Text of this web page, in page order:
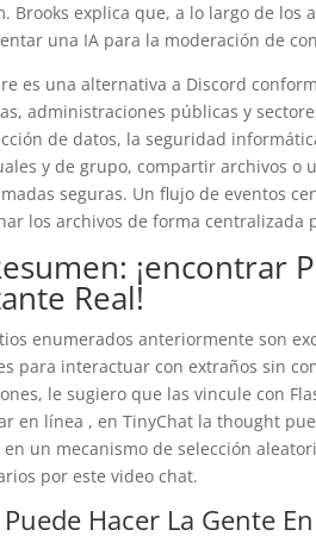
Brooks explica que, a lo largo de los
una IA para la moderación de
es una alternativa a Discord
administraciones públicas y
de datos, la seguridad
y de grupo, compartir archivos o
seguras. Un flujo de eventos
los archivos de forma centralizada
¡encontrar
Real!
enumerados anteriormente son
para interactuar con extraños sin
le sugiero que las vincule con
en línea , en TinyChat la thought
en un mecanismo de selección
por este video chat.
Hacer La Gente